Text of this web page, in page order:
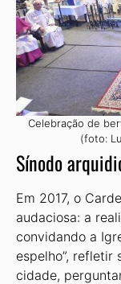
Celebração de
(foto:
Sínodo
Em 2017, o
audaciosa: a
convidando a
espelho”, refletir
cidade,